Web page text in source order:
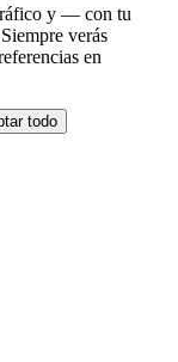
y — con tu
verás
en
todo